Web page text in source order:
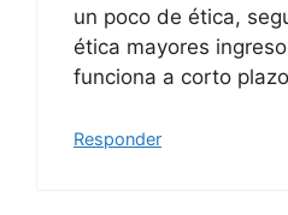
un poco de ética,
ética mayores
funciona a corto plazo
Responder